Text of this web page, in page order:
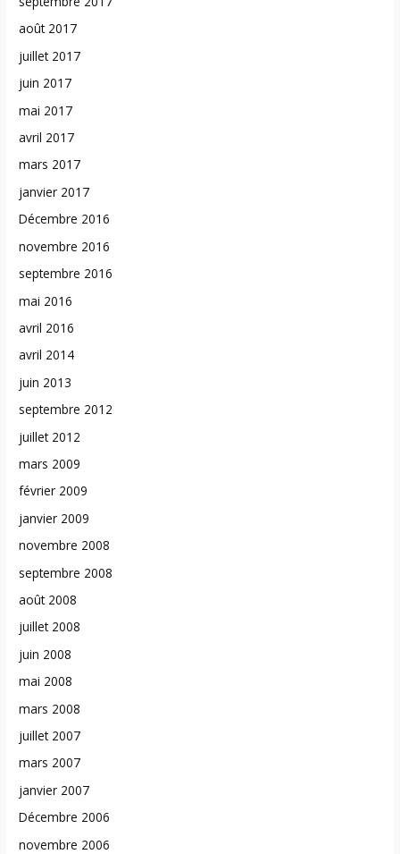
août 2017
juillet 2017
juin 2017
mai 2017
avril 2017
mars 2017
janvier 2017
Décembre 2016
novembre 2016
septembre 2016
mai 2016
avril 2016
avril 2014
juin 2013
septembre 2012
juillet 2012
mars 2009
février 2009
janvier 2009
novembre 2008
septembre 2008
août 2008
juillet 2008
juin 2008
mai 2008
mars 2008
juillet 2007
mars 2007
janvier 2007
Décembre 2006
novembre 2006